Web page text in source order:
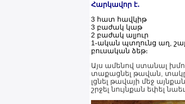
Հարկավոր է․
3 հատ հավկիթ
3 բաժակ կաթ
2 բաժակ ալյուր
1-ական պտղունց աղ,
բուսական ձեթ։
Այս ամենով ստանալ
տաքացնել թավան, տակը
լցնել թավայի մեջ
շրջել նույնքան եփել